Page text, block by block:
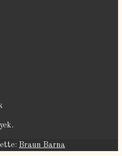
Braun Barna